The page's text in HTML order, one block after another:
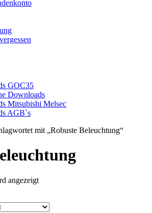
GOC35
Downloads
Mitsubishi Melsec
AGB`s
mit „Robuste Beleuchtung“
angezeigt